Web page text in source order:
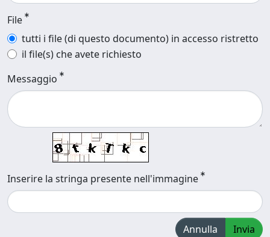
File
tutti i file (di questo documento) in accesso ristretto
il file(s) che avete richiesto
Messaggio
Inserire la stringa presente nell'immagine
Annulla Invia